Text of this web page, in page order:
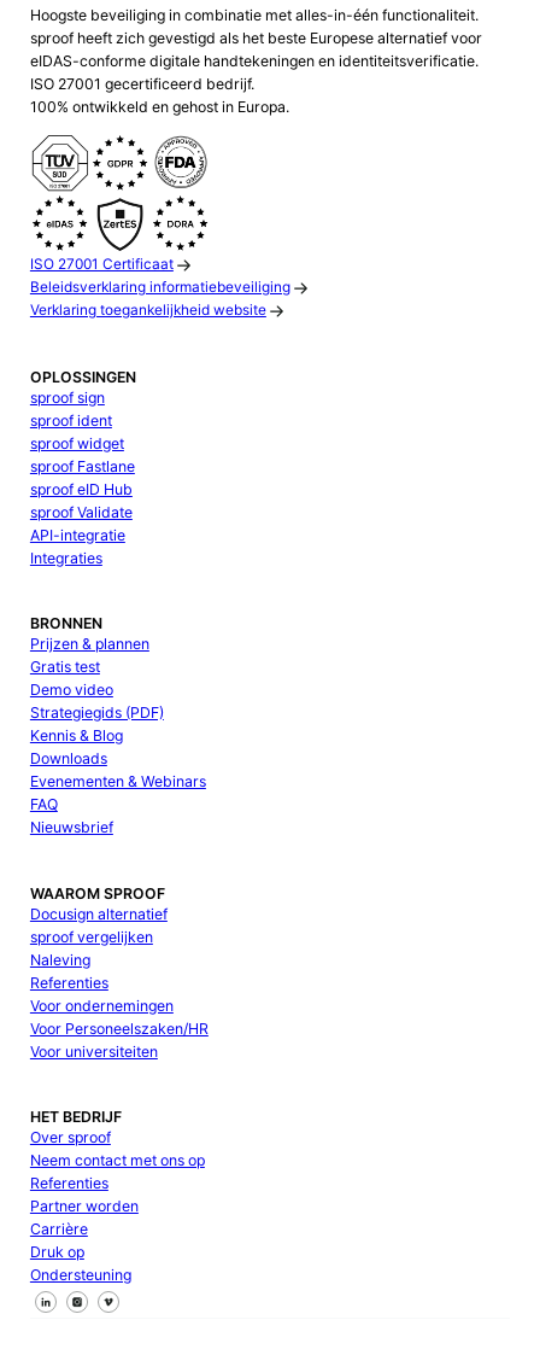
Hoogste beveiliging in combinatie met alles-in-één functionaliteit.
sproof heeft zich gevestigd als het beste Europese alternatief voor
eIDAS-conforme digitale handtekeningen en identiteitsverificatie.
ISO 27001 gecertificeerd bedrijf.
100% ontwikkeld en gehost in Europa.
ISO 27001 Certificaat
Beleidsverklaring informatiebeveiliging
Verklaring toegankelijkheid website
OPLOSSINGEN
sproof sign
sproof ident
sproof widget
sproof Fastlane
sproof eID Hub
sproof Validate
API-integratie
Integraties
BRONNEN
Prijzen & plannen
Gratis test
Demo video
Strategiegids (PDF)
Kennis & Blog
Downloads
Evenementen & Webinars
FAQ
Nieuwsbrief
WAAROM SPROOF
Docusign alternatief
sproof vergelijken
Naleving
Referenties
Voor ondernemingen
Voor Personeelszaken/HR
Voor universiteiten
HET BEDRIJF
Over sproof
Neem contact met ons op
Referenties
Partner worden
Carrière
Druk op
Ondersteuning
Volg ons op Facebook
Volg ons op X
Volg ons op LinkedIn